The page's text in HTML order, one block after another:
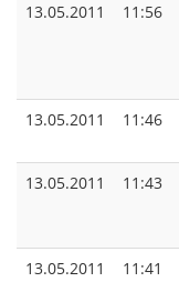
13.05.2011
11:56
13.05.2011
11:46
13.05.2011
11:43
13.05.2011
11:41